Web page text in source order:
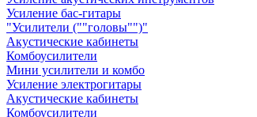
Усиление бас-гитары
"Усилители (""головы"")"
Акустические кабинеты
Комбоусилители
Мини усилители и комбо
Усиление электрогитары
Акустические кабинеты
Комбоусилители